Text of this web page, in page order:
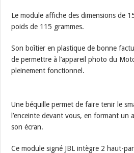
Le module affiche des dimensions de
poids de 115 grammes.
Son boîtier en plastique de bonne
de permettre à l’appareil photo du
pleinement fonctionnel.
Une béquille permet de faire tenir le
l’enceinte devant vous, en formant
son écran.
Ce module signé JBL intègre 2 haut-